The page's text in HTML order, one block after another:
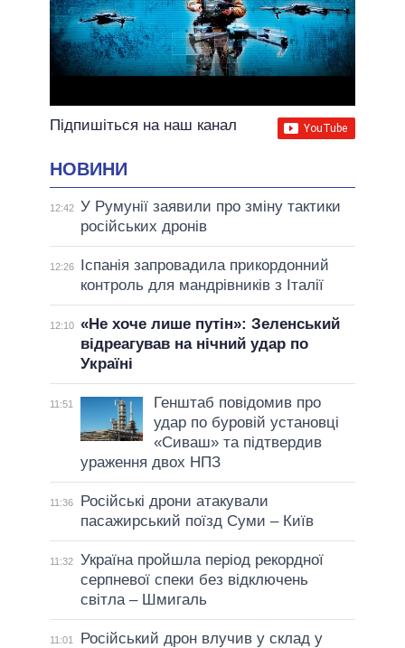
Підпишіться на наш канал
НОВИНИ
12:42 У Румунії заявили про зміну тактики
російських дронів
12:26
Іспанія запровадила прикордонний
контроль для мандрівників з Італії
12:10 «Не хоче лише путін»: Зеленський
відреагував на нічний удар по
Україні
11:51
Генштаб повідомив про
удар по буровій установці
«Сиваш» та підтвердив
ураження двох НПЗ
11:36
Російські дрони атакували
пасажирський поїзд Суми – Київ
11:32
Україна пройшла період рекордної
серпневої спеки без відключень
світла – Шмигаль
11:01
Російський дрон влучив у склад у